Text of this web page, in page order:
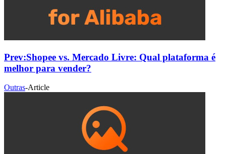
Prev:Shopee vs. Mercado Livre: Qual plataforma é
melhor para vender?
Outras-Article